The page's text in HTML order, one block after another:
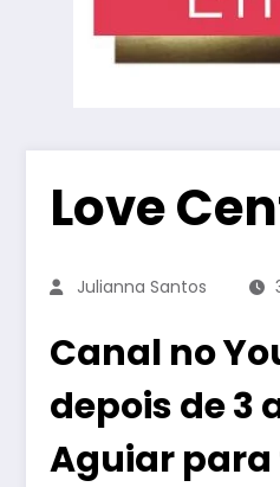
Love
Julianna Santos
Canal no
depois de 3
Aguiar